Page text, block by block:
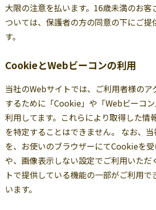
大限の注意を払います。16歳未満のお客
ついては、保護者の方の同意の下にご提
す。
CookieとWebビーコンの利用
当社のWebサイトでは、ご利用者様のア
するために「Cookie」や「Webビーコ
利用してます。これらにより取得した情
を特定することはできません。 なお、
を、お使いのブラウザーにてCookieを
や、画像表示しない設定でご利用いただ
トで提供している機能の一部がご利用
います。